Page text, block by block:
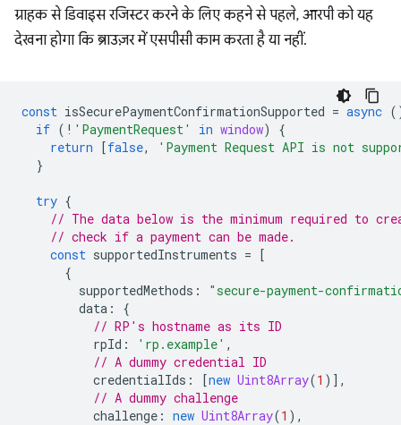
ग्राहक से डिवाइस रजिस्टर करने के लिए कहने से पहले, आरपी को यह
देखना होगा कि ब्राउज़र में एसपीसी काम करता है या नहीं.
const isSecurePaymentConfirmationSupported = async
if ( ! 'PaymentRequest' in window)
{
return
[false,
'Payment Request API is not
}
try {
// The data below is the minimum required to
// check if a payment can be made.
const supportedInstruments =
[
{
supportedMethods :
"secure-payment-
data :
{
// RP's hostname as its ID
rpId : 'rp.example' ,
// A dummy credential ID
credentialIds : [new Uint8Array(1 )],
// A dummy challenge
challenge : new Uint8Array(1 ),